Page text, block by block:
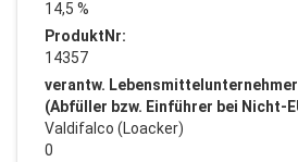
14,5 %
ProduktNr:
14357
verantw. Lebensmittelunternehmer
(Abfüller bzw. Einführer bei Nicht-
Valdifalco (Loacker)
0